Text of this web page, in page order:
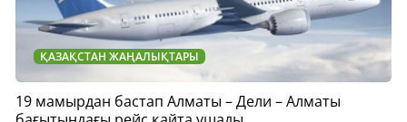
ҚАЗАҚСТАН ЖАҢАЛЫҚТАРЫ
19 мамырдан бастап Алматы – Дели – Алматы